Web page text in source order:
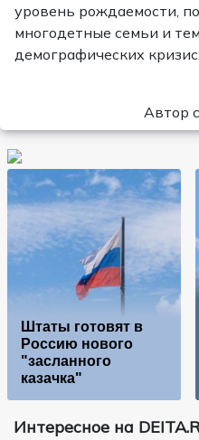
уровень рождаемости,
многодетные семьи и
демографических кризис.
Автор
Штаты готовят в
Россию нового
"засланного
казачка"
Интересное на